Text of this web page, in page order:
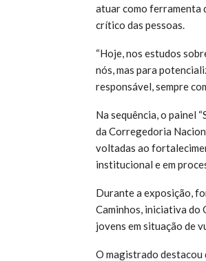
atuar como ferramenta
crítico das pessoas.
“Hoje, nos estudos
nós, mas para
responsável, sempre
Na sequência, o painel
da Corregedoria
voltadas ao
institucional e em
Durante a exposição,
Caminhos, iniciativa do
jovens em situação de
O magistrado destacou